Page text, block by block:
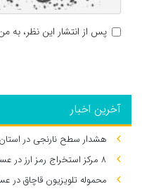
پس از انتشار این نظر، به
آخرین اخبار
هشدار سطح نارنجی در
۸ مرکز استخراج رمز ارز در عسلویه متلاشی شد
محموله تلویزیون قاچاق در